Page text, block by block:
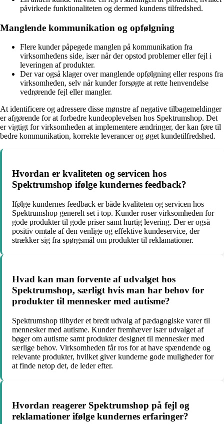
påvirkede funktionaliteten og dermed kundens tilfredshed.
Manglende kommunikation og opfølgning
Flere kunder påpegede manglen på kommunikation fra
virksomhedens side, især når der opstod problemer eller fejl i
leveringen af produkter.
Der var også klager over manglende opfølgning eller respons fra
virksomheden, selv når kunder forsøgte at rette henvendelse
vedrørende fejl eller mangler.
At identificere og adressere disse mønstre af negative tilbagemeldinger
er afgørende for at forbedre kundeoplevelsen hos Spektrumshop. Det
er vigtigt for virksomheden at implementere ændringer, der kan føre til
bedre kommunikation, korrekte leverancer og øget kundetilfredshed.
Hvordan er kvaliteten og servicen hos
Spektrumshop ifølge kundernes feedback?
Ifølge kundernes feedback er både kvaliteten og servicen hos
Spektrumshop generelt set i top. Kunder roser virksomheden for
gode produkter til gode priser samt hurtig levering. Der er også
positiv omtale af den venlige og effektive kundeservice, der
strækker sig fra spørgsmål om produkter til reklamationer.
Hvad kan man forvente af udvalget hos
Spektrumshop, særligt hvis man har behov for
produkter til mennesker med autisme?
Spektrumshop tilbyder et bredt udvalg af pædagogiske varer til
mennesker med autisme. Kunder fremhæver især udvalget af
bøger om autisme samt produkter designet til mennesker med
særlige behov. Virksomheden får ros for at have spændende og
relevante produkter, hvilket giver kunderne gode muligheder for
at finde netop det, de leder efter.
Hvordan reagerer Spektrumshop på fejl og
reklamationer ifølge kundernes erfaringer?